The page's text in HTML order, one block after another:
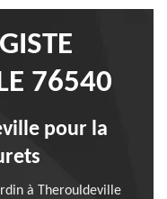
76540
pour la
à Therouldeville